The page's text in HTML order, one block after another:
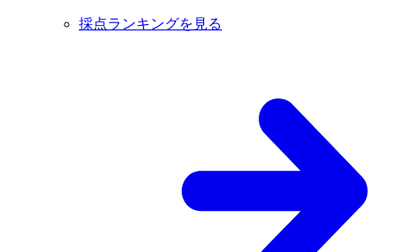
採点ランキングを見る